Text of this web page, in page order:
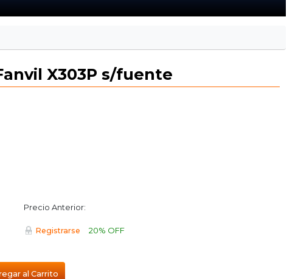
X303P s/fuente
Precio Anterior:
Registrarse 20% OFF
al Carrito